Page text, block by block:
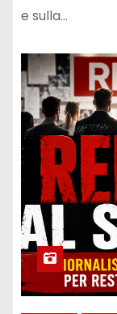
e sulla…